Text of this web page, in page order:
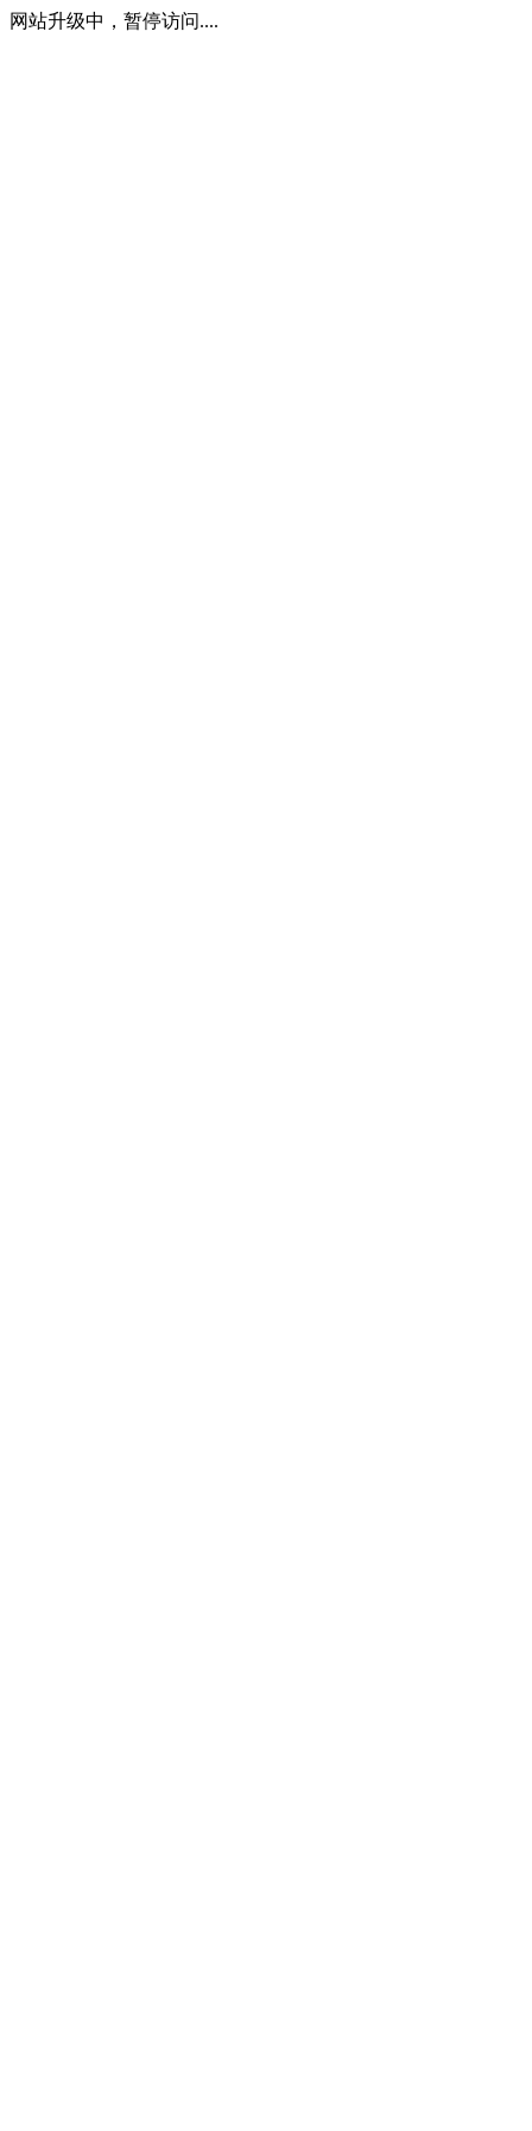
网站升级中，暂停访问....